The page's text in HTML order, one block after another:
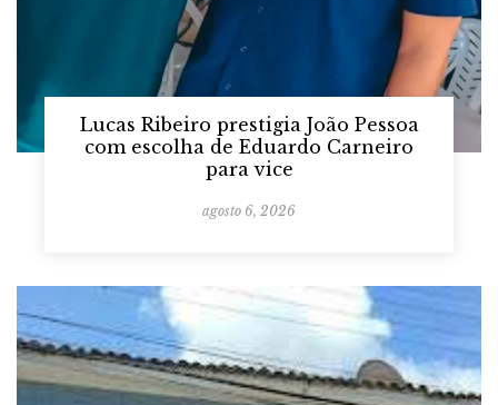
Lucas Ribeiro prestigia João Pessoa
com escolha de Eduardo Carneiro
para vice
agosto 6, 2026